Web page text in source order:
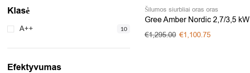
Klasė
A++ 10
Efektyvumas
Šilumos siurbliai oras oras
Gree Amber Nordic 2,7/3,5 kW
€1,295.00 €1,100.75